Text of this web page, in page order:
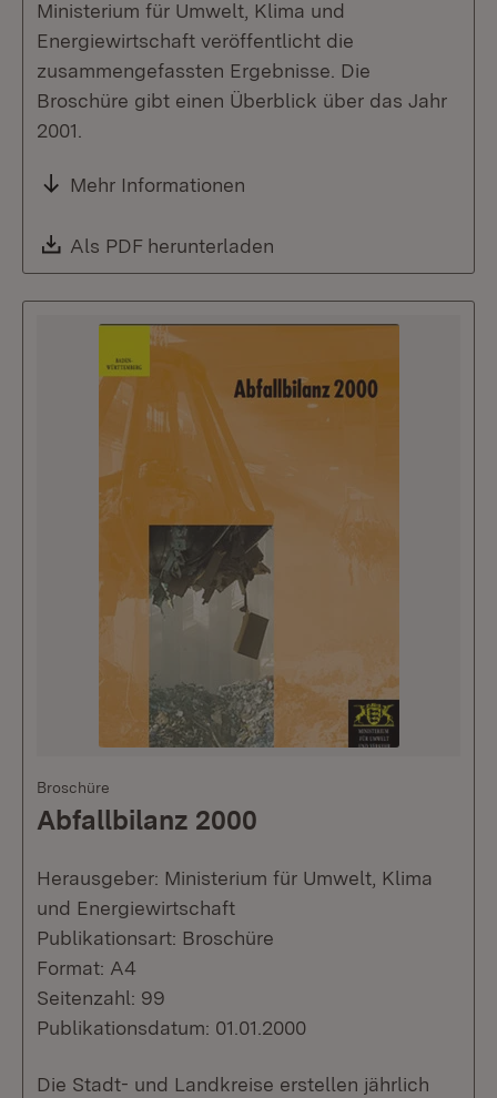
Ministerium für Umwelt, Klima und
Energiewirtschaft veröffentlicht die
zusammengefassten Ergebnisse. Die
Broschüre gibt einen Überblick über das Jahr
2001.
Mehr Informationen
Download:
Als PDF herunterladen
Broschüre
Abfallbilanz 2000
Herausgeber: Ministerium für Umwelt, Klima
und Energiewirtschaft
Publikationsart: Broschüre
Format: A4
Seitenzahl: 99
Publikationsdatum: 01.01.2000
Die Stadt- und Landkreise erstellen jährlich